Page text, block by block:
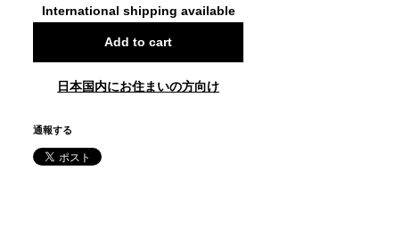
International shipping available
Add to cart
日本国内にお住まいの方向け
通報する